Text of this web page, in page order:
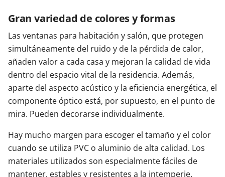
Gran variedad de colores y formas
Las ventanas para habitación y salón, que protegen
simultáneamente del ruido y de la pérdida de calor,
añaden valor a cada casa y mejoran la calidad de vida
dentro del espacio vital de la residencia. Además,
aparte del aspecto acústico y la eficiencia energética, el
componente óptico está, por supuesto, en el punto de
mira. Pueden decorarse individualmente.
Hay mucho margen para escoger el tamaño y el color
cuando se utiliza PVC o aluminio de alta calidad. Los
materiales utilizados son especialmente fáciles de
mantener, estables y resistentes a la intemperie.